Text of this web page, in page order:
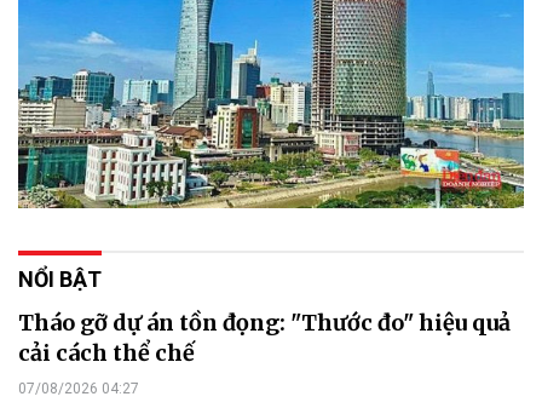
NỔI BẬT
Tháo gỡ dự án tồn đọng: "Thước đo" hiệu quả
cải cách thể chế
07/08/2026 04:27